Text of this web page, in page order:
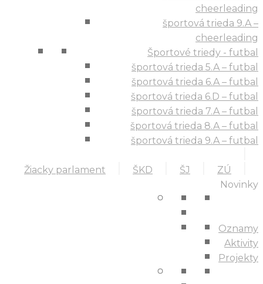
cheerleading
športová trieda 9.A –
cheerleading
Športové triedy - futbal
športová trieda 5.A – futbal
športová trieda 6.A – futbal
športová trieda 6.D – futbal
športová trieda 7.A – futbal
športová trieda 8.A – futbal
športová trieda 9.A – futbal
Žiacky parlament ŠKD ŠJ ZÚ
Novinky
Oznamy
Aktivity
Projekty